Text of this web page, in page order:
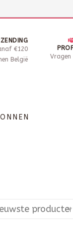
open van 10 - 17u30
€120
België
Vragen